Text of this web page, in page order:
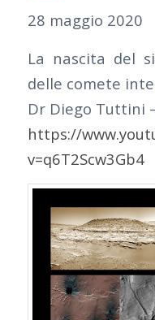
28 maggio 2020
La nascita del
delle comete
Dr Diego Tuttini
https://
v=q6T2Scw3Gb4